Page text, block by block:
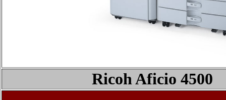
Ricoh Aficio 4500